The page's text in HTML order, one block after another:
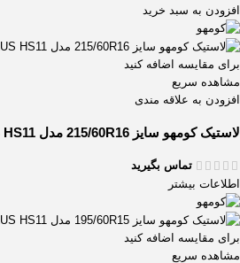
افزودن به سبد خرید
برای مقایسه اضافه کنید
مشاهده سریع
افزودن به علاقه مندی
لاستیک کومهو سایز 215/60R16 مدل SOLUS HS11
تماس بگیرید
اطلاعات بیشتر
برای مقایسه اضافه کنید
مشاهده سریع